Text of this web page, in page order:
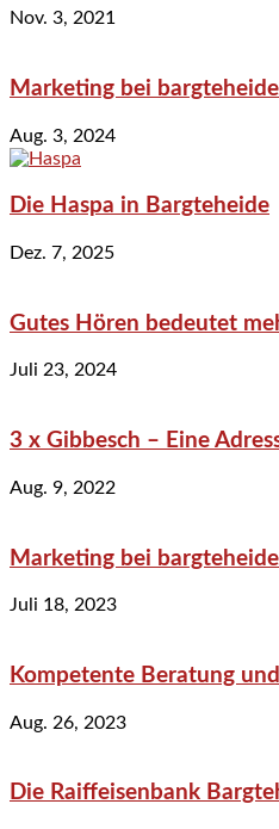
Nov. 3, 2021
Marketing bei
Aug. 3, 2024
Die Haspa in Bargteheide
Dez. 7, 2025
Gutes Hören bedeutet
Juli 23, 2024
3 x Gibbesch – Eine
Aug. 9, 2022
Marketing bei
Juli 18, 2023
Kompetente Beratung
Aug. 26, 2023
Die Raiffeisenbank